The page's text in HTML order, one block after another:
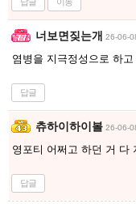
너보면짖는개 26-06-
염병을 지극정성으로 하고
답글
츄하이하이볼 26-06-
영포티 어쩌고 하던 거 다
답글